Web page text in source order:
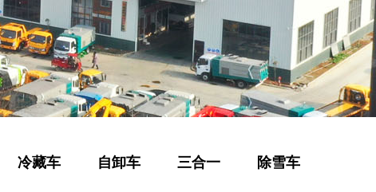
冷藏车 自卸车 三合一 除雪车